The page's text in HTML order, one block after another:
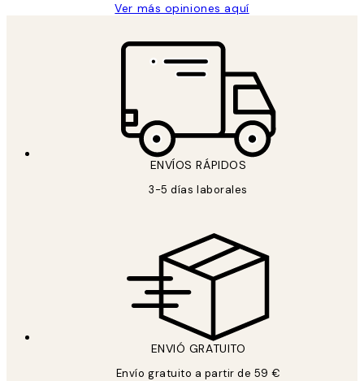
Ver más opiniones aquí
ENVÍOS RÁPIDOS
3-5 días laborales
ENVIÓ GRATUITO
Envío gratuito a partir de 59 €